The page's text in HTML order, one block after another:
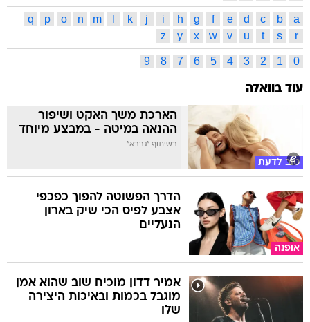
a
b
c
d
e
f
g
h
i
j
k
m
n
o
p
q
r
s
t
u
v
w
x
y
z
0
1
2
3
4
5
6
7
8
9
עוד בוואלה
טוב לדעת
הארכת משך האקט ושיפור
ההנאה במיטה - במבצע מיוחד
בשיתוף "גברא"
אופנה
הדרך הפשוטה להפוך כפכפי
אצבע לפיס הכי שיק בארון
הנעליים
אמיר דדון מוכיח שוב שהוא אמן
מוגבל בכמות ובאיכות היצירה
שלו